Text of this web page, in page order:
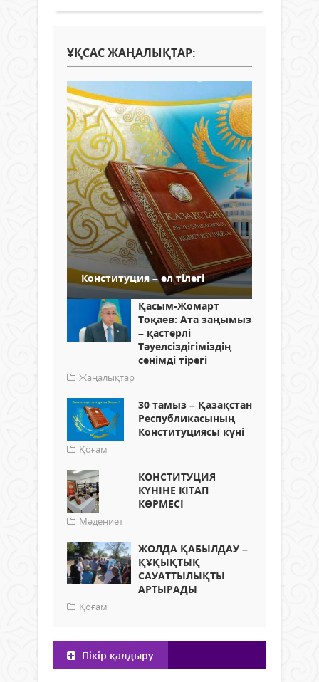
ҰҚСАС ЖАҢАЛЫҚТАР:
Конституция – ел тілегі
Қасым-Жомарт
Тоқаев: Ата заңымыз
– қастерлі
Тәуелсіздігіміздің
сенімді тірегі
Жаңалықтар
30 тамыз – Қазақстан
Республикасының
Конституциясы күні
Қоғам
КОНСТИТУЦИЯ
КҮНІНЕ КІТАП
КӨРМЕСІ
Мәдениет
ЖОЛДА ҚАБЫЛДАУ –
ҚҰҚЫҚТЫҚ
САУАТТЫЛЫҚТЫ
АРТЫРАДЫ
Қоғам
Пікір қалдыру